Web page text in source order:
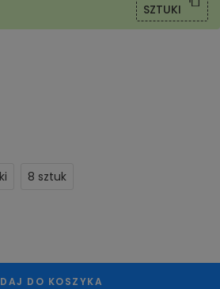
SZTUKI
8 sztuk
DO KOSZYKA